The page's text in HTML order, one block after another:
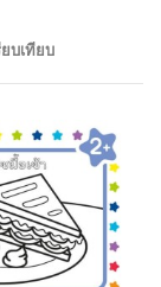
บเทียบ